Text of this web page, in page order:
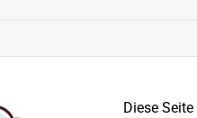
Diese